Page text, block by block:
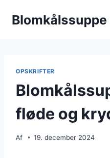
Blomkålssuppe
OPSKRIFTER
fløde og
Af 19. december 2024